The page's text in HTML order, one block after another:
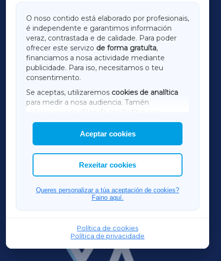
O noso contido está elaborado por profesionais,
é independente e garantimos información
veraz, contrastada e de calidade. Para poder
ofrecer este servizo de forma gratuíta,
financiamos a nosa actividade mediante
publicidade. Para iso, necesitamos o teu
consentimento.
Se aceptas, utilizaremos cookies de analítica
para medir a nosa audiencia. Tamén
utilizaremos
cookies de marketing
mostrar publicidade de terceiros.
Así mesmo, podes personalizar a elección das
cookies que desexas permitir.
Aceptar cookies
Rexeitar cookies
Queres personalizar a túa aceptación de cookies?
Faino aquí.
Política de cookies
Política de privacidade
LUGOXA
TERRACHAXA
AMARIÑAXA
RIBEIRASACRAXA
ACORUÑAXA
FERROLXA
OURENSEXA